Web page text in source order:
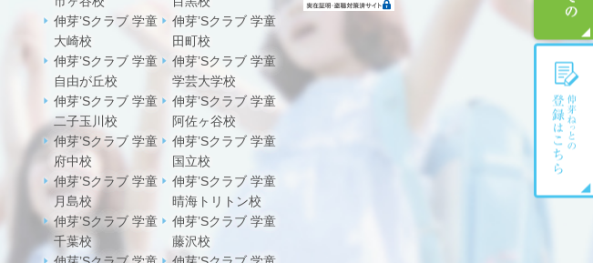
伸芽’Sクラブ 学童
大崎校
伸芽’Sクラブ 学童
田町校
伸芽’Sクラブ 学童
自由が丘校
伸芽’Sクラブ 学童
学芸大学校
伸芽’Sクラブ 学童
二子玉川校
伸芽’Sクラブ 学童
阿佐ヶ谷校
伸芽’Sクラブ 学童
府中校
伸芽’Sクラブ 学童
国立校
伸芽’Sクラブ 学童
月島校
伸芽’Sクラブ 学童
晴海トリトン校
伸芽’Sクラブ 学童
千葉校
伸芽’Sクラブ 学童
藤沢校